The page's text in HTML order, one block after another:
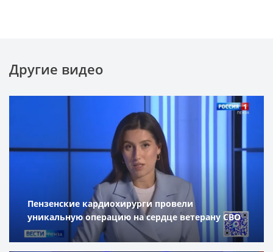
Другие видео
Пензенские кардиохирурги провели
уникальную операцию на сердце ветерану СВО